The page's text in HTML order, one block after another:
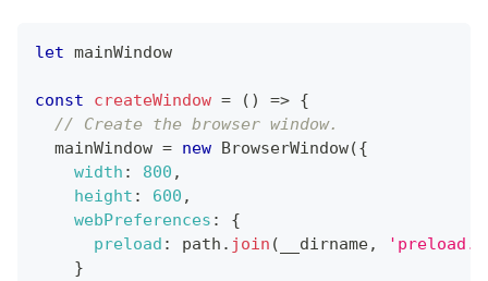
let mainWindow
const createWindow = ( ) => {
// Create the browser window.
  mainWindow
= new BrowserWindow({
width : 800 ,
height : 600 ,
webPreferences :
{
preload : path . join ( __dirname,
}